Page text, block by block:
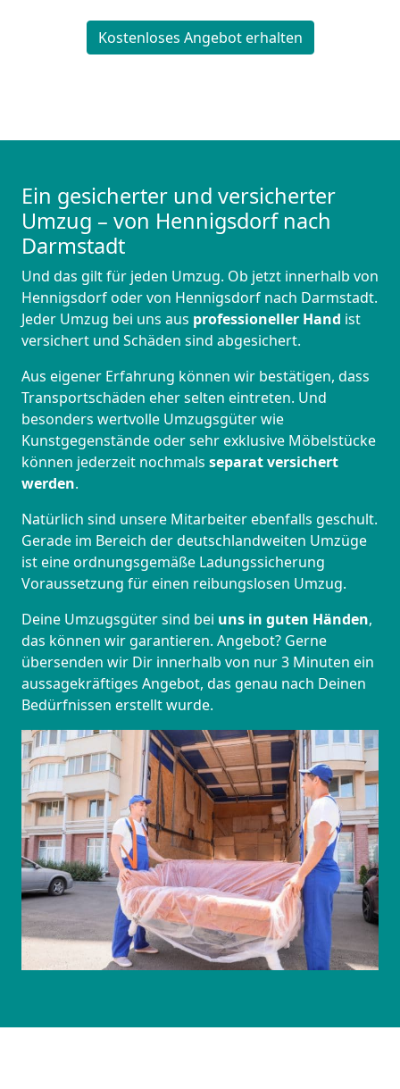
Kostenloses Angebot erhalten
Ein gesicherter und versicherter
Umzug – von Hennigsdorf nach
Darmstadt
Und das gilt für jeden Umzug. Ob jetzt innerhalb von
Hennigsdorf oder von Hennigsdorf nach Darmstadt.
Jeder Umzug bei uns aus professioneller Hand ist
versichert und Schäden sind abgesichert.
Aus eigener Erfahrung können wir bestätigen, dass
Transportschäden eher selten eintreten. Und
besonders wertvolle Umzugsgüter wie
Kunstgegenstände oder sehr exklusive Möbelstücke
können jederzeit nochmals separat versichert
werden.
Natürlich sind unsere Mitarbeiter ebenfalls geschult.
Gerade im Bereich der deutschlandweiten Umzüge
ist eine ordnungsgemäße Ladungssicherung
Voraussetzung für einen reibungslosen Umzug.
Deine Umzugsgüter sind bei uns in guten Händen,
das können wir garantieren. Angebot? Gerne
übersenden wir Dir innerhalb von nur 3 Minuten ein
aussagekräftiges Angebot, das genau nach Deinen
Bedürfnissen erstellt wurde.